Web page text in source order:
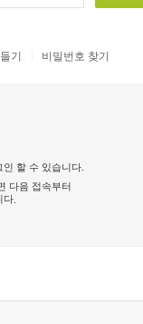
기 비밀번호 찾기
할 수 있습니다.
다음 접속부터
다